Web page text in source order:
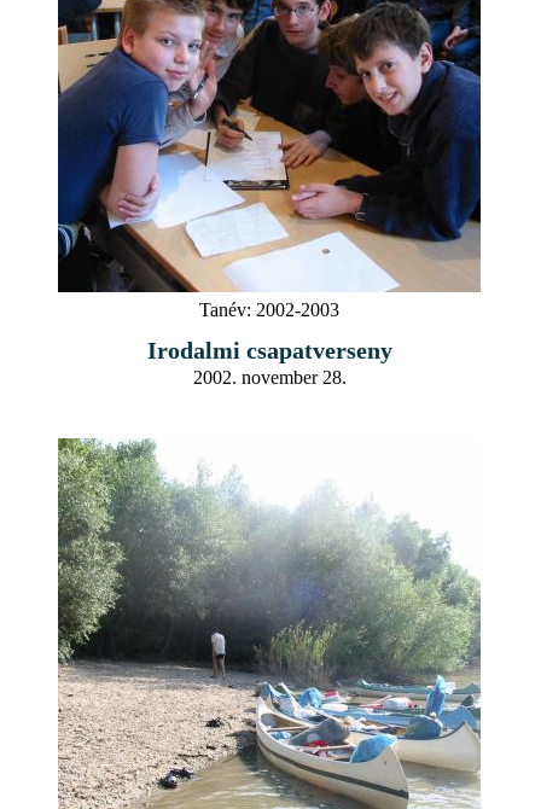
Tanév: 2002-2003
Irodalmi csapatverseny
2002. november 28.